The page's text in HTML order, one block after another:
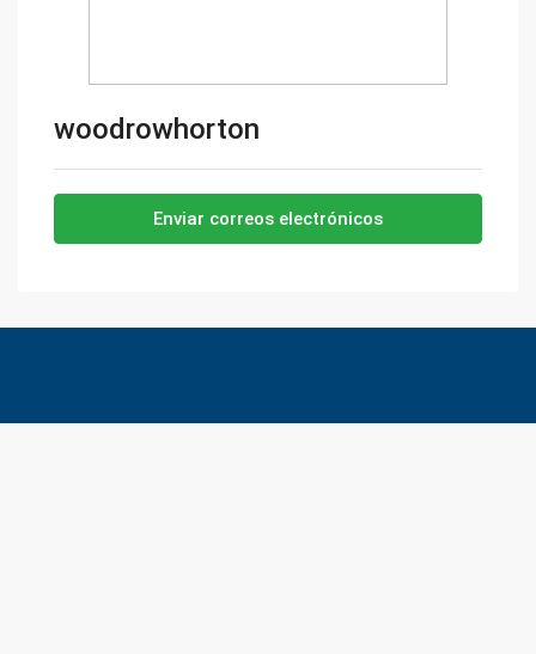
woodrowhorton
Enviar correos electrónicos